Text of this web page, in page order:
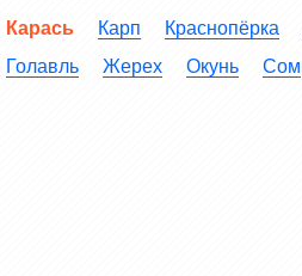
Карась Карп Краснопёрка
Голавль
Жерех Окунь Сом